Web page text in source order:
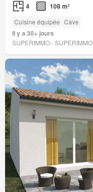
4 108 m²
Cuisine équipée Cave
Il y a 30+ jours
SUPERIMMO - SUPERIMMO